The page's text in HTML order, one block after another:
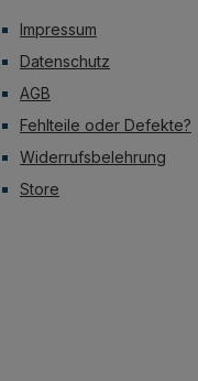
Impressum
Datenschutz
AGB
Fehlteile oder Defekte?
Widerrufsbelehrung
Store